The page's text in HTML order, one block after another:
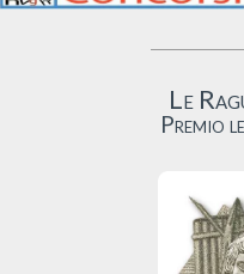
Le
Premio